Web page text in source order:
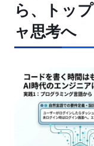
ら、トッ
ャ思考へ